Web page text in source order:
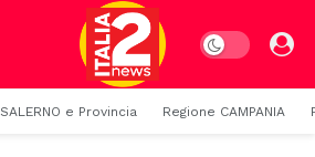
Dark mode
SALERNO e Provincia Regione CAMPANIA